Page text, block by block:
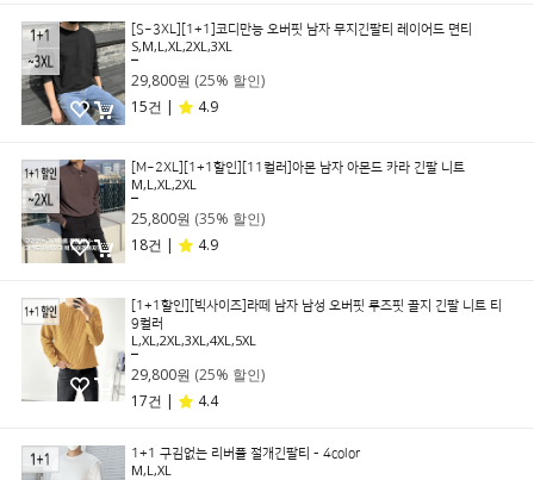
[S~3XL][1+1]코디만능 오버핏 남자 무지긴팔티 레이어드 면티
S,M,L,XL,2XL,3XL
29,800원 (25% 할인)
15건 |
4.9
[M~2XL][1+1할인][11컬러]아몬 남자 아몬드 카라 긴팔 니트
M,L,XL,2XL
25,800원 (35% 할인)
18건 |
4.9
[1+1할인][빅사이즈]라떼 남자 남성 오버핏 루즈핏 골지 긴팔 니트 티
9컬러
L,XL,2XL,3XL,4XL,5XL
29,800원 (25% 할인)
17건 |
4.4
1+1 구김없는 리버풀 절개긴팔티 - 4color
M,L,XL